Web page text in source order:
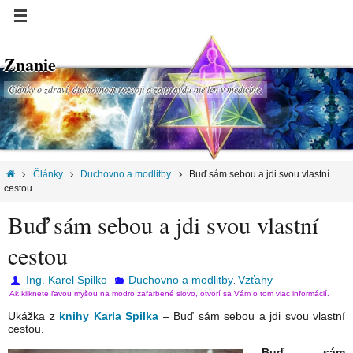
Znanie
Články o zdraví, duchovnom rozvoji a za pravdu nie len v medicíne.
Články Duchovno a modlitby
Buď sám sebou a jdi svou vlastní
cestou
Buď sám sebou a jdi svou vlastní
cestou
Ing. Karel Spilko Duchovno a modlitby, Vzťahy
Ak kliknete ľavou myšou na modro zafarbené slovo, otvorí sa Vám o tom viac informácií.
Ukážka z knihy Karla Spilka – Buď sám sebou a jdi svou vlastní
cestou.